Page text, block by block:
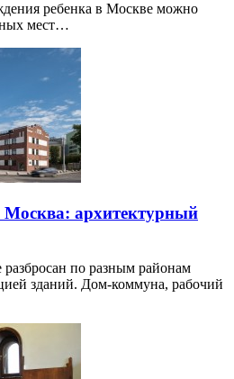
ребенка в Москве можно
мест…
Москва: архитектурный
по разным районам
зданий. Дом-коммуна, рабочий